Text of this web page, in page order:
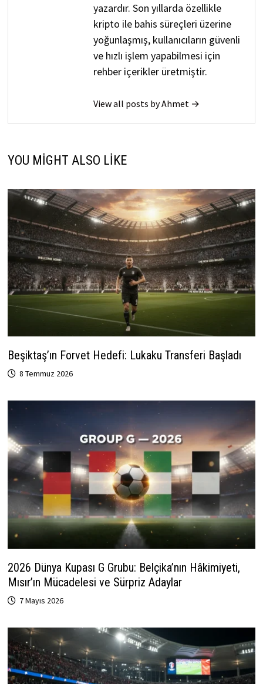
yazardır. Son yıllarda özellikle
kripto ile bahis süreçleri üzerine
yoğunlaşmış, kullanıcıların güvenli
ve hızlı işlem yapabilmesi için
rehber içerikler üretmiştir.
View all posts by Ahmet →
YOU MIGHT ALSO LIKE
Beşiktaş’ın Forvet Hedefi: Lukaku Transferi Başladı
8 Temmuz 2026
2026 Dünya Kupası G Grubu: Belçika’nın Hâkimiyeti,
Mısır’ın Mücadelesi ve Sürpriz Adaylar
7 Mayıs 2026